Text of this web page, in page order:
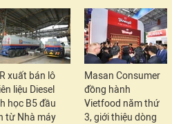
xuất bán lô
liệu Diesel
học B5 đầu
từ Nhà máy
Masan Consumer
đồng hành
Vietfood năm thứ
3, giới thiệu dòng